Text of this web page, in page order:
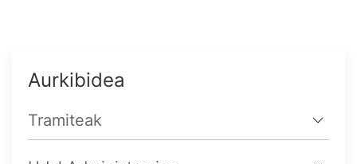
Aurkibidea
Tramiteak